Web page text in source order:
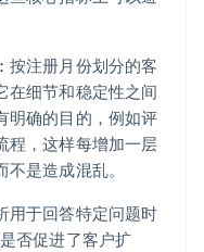
按注册月份划分的客
在细节和稳定性之间
明确的目的，例如评
程，这样每增加一层
是造成混乱。
用于回答特定问题时
是否促进了客户扩